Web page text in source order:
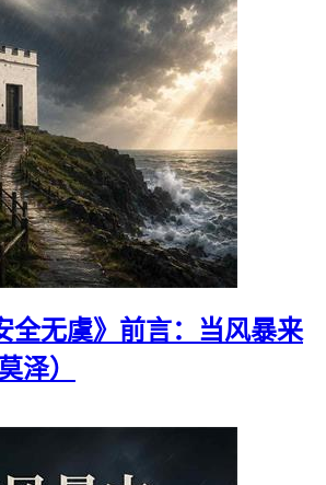
全无虞》前言：当风暴来
泽）